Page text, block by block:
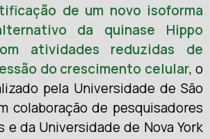
de um novo isoforma
da quinase Hippo
atividades reduzidas de
do crescimento celular, o
pela Universidade de São
colaboração de pesquisadores
e da Universidade de Nova York